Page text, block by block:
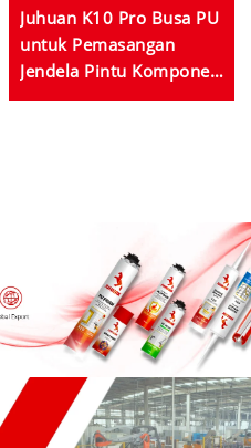
Juhuan K10 Pro Busa PU
untuk Pemasangan
Jendela Pintu Komponen
Tunggal Kekerasan